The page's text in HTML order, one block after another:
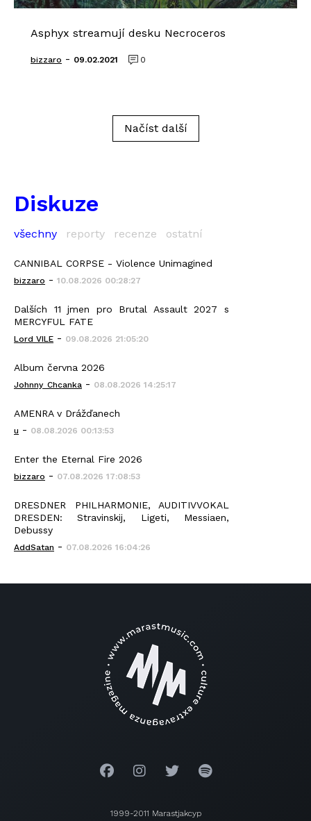
Asphyx streamují desku Necroceros
bizzaro - 09.02.2021 0
Načíst další
Diskuze
všechny reporty recenze ostatní
CANNIBAL CORPSE - Violence Unimagined
bizzaro - 10.08.2026 00:28:27
Dalších 11 jmen pro Brutal Assault 2027 s
MERCYFUL FATE
Lord VILE - 09.08.2026 21:05:20
Album června 2026
Johnny_Chcanka - 08.08.2026 14:25:17
AMENRA v Drážďanech
u - 08.08.2026 00:13:53
Enter the Eternal Fire 2026
bizzaro - 07.08.2026 17:08:53
DRESDNER PHILHARMONIE, AUDITIVVOKAL
DRESDEN: Stravinskij, Ligeti, Messiaen,
Debussy
AddSatan - 07.08.2026 16:04:26
1999-2011 Marastjakcyp